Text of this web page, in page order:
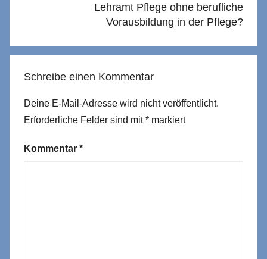
Lehramt Pflege ohne berufliche
Vorausbildung in der Pflege?
Schreibe einen Kommentar
Deine E-Mail-Adresse wird nicht veröffentlicht.
Erforderliche Felder sind mit* markiert
Kommentar *